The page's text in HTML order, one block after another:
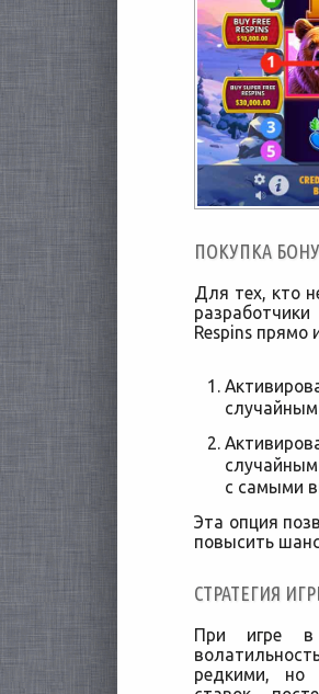
ПОКУПКА
Для тех, кто
Respins прямо
с самыми
Эта опция
повысить
СТРАТЕГИЯ
При игре в
редкими, но